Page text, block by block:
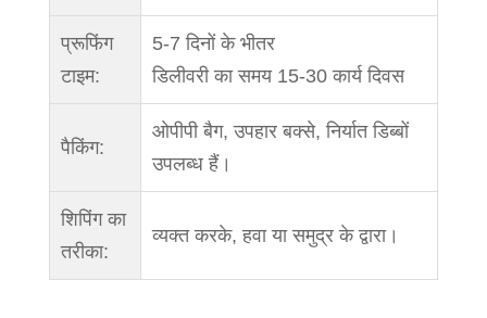
प्रूफिंग
टाइम:
5-7 दिनों के भीतर
डिलीवरी का समय 15-30 कार्य दिवस
पैकिंग:
ओपीपी बैग, उपहार बक्से, निर्यात डिब्बों
उपलब्ध हैं।
शिपिंग का
तरीका:
व्यक्त करके, हवा या समुद्र के द्वारा।